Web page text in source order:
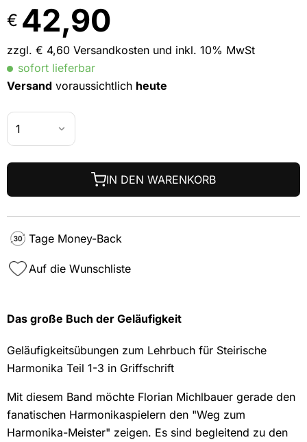
€ 42,90
zzgl. € 4,60 Versandkosten und inkl. 10% MwSt
sofort lieferbar
Versand voraussichtlich heute
IN DEN WARENKORB
Tage Money-Back
Auf die Wunschliste
Das große Buch der Geläufigkeit
Geläufigkeitsübungen zum Lehrbuch für Steirische
Harmonika Teil 1-3 in Griffschrift
Mit diesem Band möchte Florian Michlbauer gerade den
fanatischen Harmonikaspielern den "Weg zum
Harmonika-Meister" zeigen. Es sind begleitend zu den